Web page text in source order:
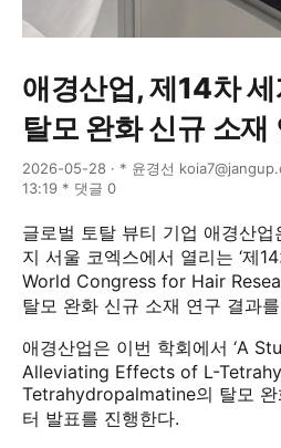
애경산업, 제14차
탈모 완화 신규 소재
2026-05-28 · * 윤경선
13:19 * 댓글 0
글로벌 토탈 뷰티 기업 애경산
지 서울 코엑스에서 열리는 ‘제
World Congress for Hair
탈모 완화 신규 소재 연구 결과
애경산업은 이번 학회에서 ‘A
Alleviating Effects of L-
Tetrahydropalmatine의 탈모 완
터 발표를 진행한다.